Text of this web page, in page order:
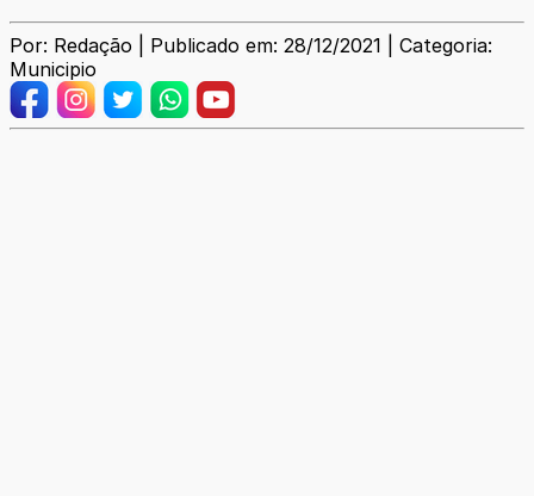
Por: Redação | Publicado em: 28/12/2021 | Categoria:
Municipio